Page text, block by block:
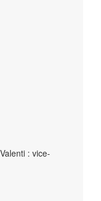
: vice-